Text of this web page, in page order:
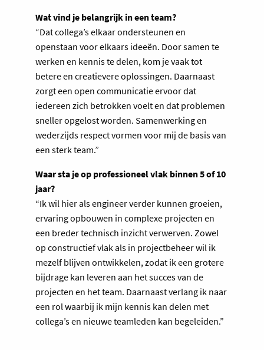
Wat vind je belangrijk in een team?
“Dat collega’s elkaar ondersteunen en
openstaan voor elkaars ideeën. Door samen te
werken en kennis te delen, kom je vaak tot
betere en creatievere oplossingen. Daarnaast
zorgt een open communicatie ervoor dat
iedereen zich betrokken voelt en dat problemen
sneller opgelost worden. Samenwerking en
wederzijds respect vormen voor mij de basis van
een sterk team.”
Waar sta je op professioneel vlak binnen 5 of 10
jaar?
“Ik wil hier als engineer verder kunnen groeien,
ervaring opbouwen in complexe projecten en
een breder technisch inzicht verwerven. Zowel
op constructief vlak als in projectbeheer wil ik
mezelf blijven ontwikkelen, zodat ik een grotere
bijdrage kan leveren aan het succes van de
projecten en het team. Daarnaast verlang ik naar
een rol waarbij ik mijn kennis kan delen met
collega’s en nieuwe teamleden kan begeleiden.”